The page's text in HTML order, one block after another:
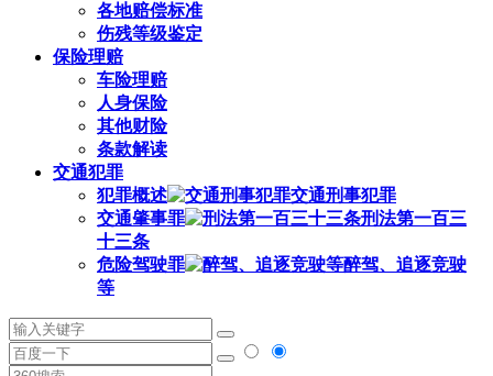
各地赔偿标准
伤残等级鉴定
保险理赔
车险理赔
人身保险
其他财险
条款解读
交通犯罪
犯罪概述
交通刑事犯罪
交通肇事罪
刑法第一百三
十三条
危险驾驶罪
醉驾、追逐竞驶
等